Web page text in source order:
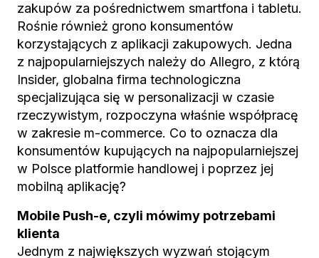
zakupów za pośrednictwem smartfona i tabletu.
Rośnie również grono konsumentów
korzystających z aplikacji zakupowych. Jedna
z najpopularniejszych należy do Allegro, z którą
Insider, globalna firma technologiczna
specjalizująca się w personalizacji w czasie
rzeczywistym, rozpoczyna właśnie współpracę
w zakresie m-commerce. Co to oznacza dla
konsumentów kupujących na najpopularniejszej
w Polsce platformie handlowej i poprzez jej
mobilną aplikację?
Mobile Push-e, czyli mówimy potrzebami
klienta
Jednym z największych wyzwań stojącym